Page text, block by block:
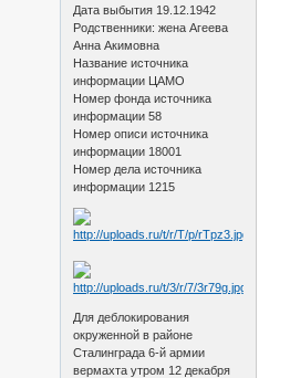
Дата выбытия 19.12.1942
Родственники: жена Агеева
Анна Акимовна
Название источника
информации ЦАМО
Номер фонда источника
информации 58
Номер описи источника
информации 18001
Номер дела источника
информации 1215
Для деблокирования
окруженной в районе
Сталинграда 6-й армии
вермахта утром 12 декабря